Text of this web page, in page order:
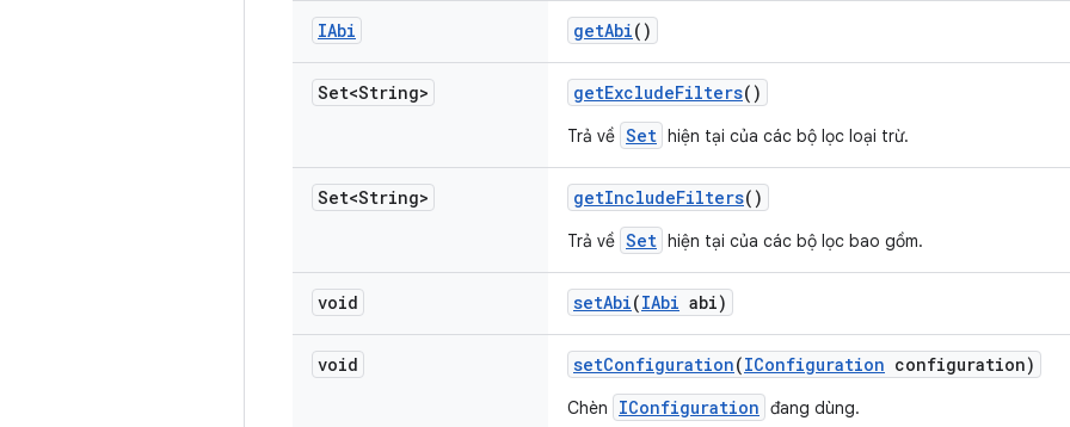
IAbi getAbi()
Set<String> getExcludeFilters()
Trả về Set hiện tại của các bộ lọc loại trừ.
Set<String> getIncludeFilters()
Trả về Set hiện tại của các bộ lọc bao gồm.
void setAbi(IAbi abi)
void setConfiguration(IConfiguration configuration)
Chèn IConfiguration đang dùng.